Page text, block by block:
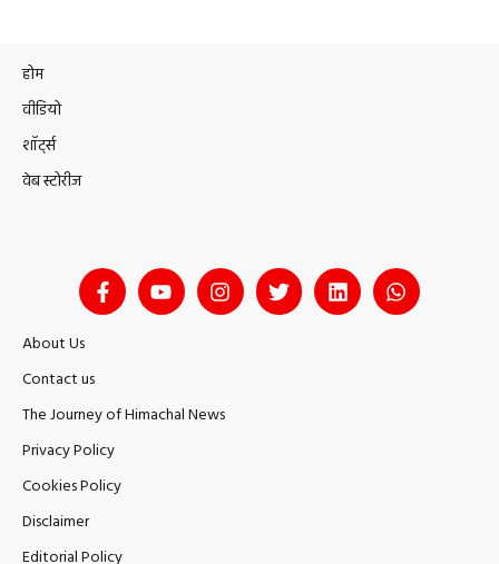
होम
वीडियो
शॉर्ट्स
वेब स्टोरीज
About Us
Contact us
The Journey of Himachal News
Privacy Policy
Cookies Policy
Disclaimer
Editorial Policy